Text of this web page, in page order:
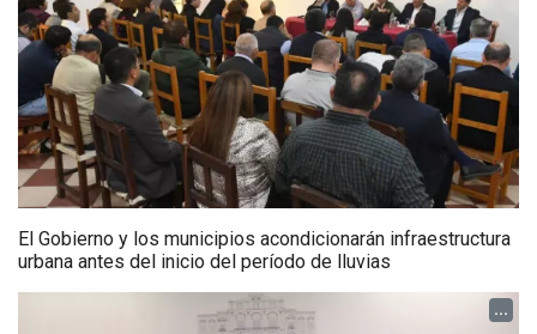
El Gobierno y los municipios acondicionarán infraestructura
urbana antes del inicio del período de lluvias
...